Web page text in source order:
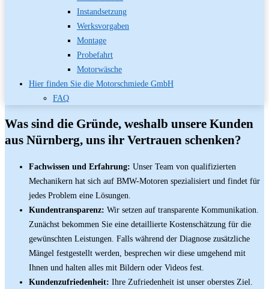
Instandsetzung
Werksvorgaben
Montage
Probefahrt
Motorwäsche
Hier finden Sie die Motorschmiede GmbH
FAQ
Was sind die Gründe, weshalb unsere Kunden
aus Nürnberg, uns ihr Vertrauen schenken?
Fachwissen und Erfahrung: Unser Team von qualifizierten
Mechanikern hat sich auf BMW-Motoren spezialisiert und findet für
jedes Problem eine Lösungen.
Kundentransparenz: Wir setzen auf transparente Kommunikation.
Zunächst bekommen Sie eine detaillierte Kostenschätzung für die
gewünschten Leistungen. Falls während der Diagnose zusätzliche
Mängel festgestellt werden, besprechen wir diese umgehend mit
Ihnen und halten alles mit Bildern oder Videos fest.
Kundenzufriedenheit: Ihre Zufriedenheit ist unser oberstes Ziel.